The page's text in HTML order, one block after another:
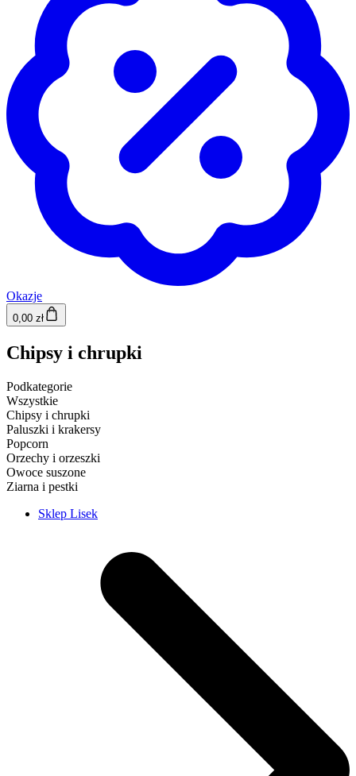
Okazje
0,00 zł
Chipsy i chrupki
Podkategorie
Wszystkie
Chipsy i chrupki
Paluszki i krakersy
Popcorn
Orzechy i orzeszki
Owoce suszone
Ziarna i pestki
Sklep Lisek